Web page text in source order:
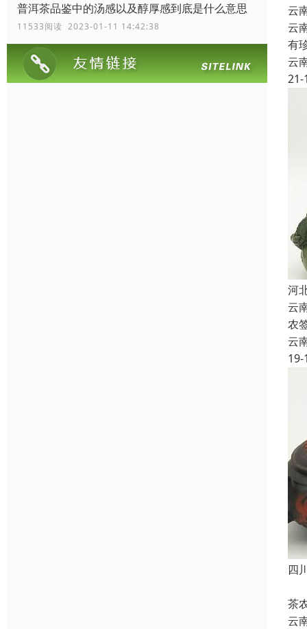
普洱茶品鉴中的汤感以及醇厚感到底是什么意思
11533阅读 2023-01-11 14:42:38
云
云
有
云
21-
河
云
农
云
19-
四
茶
云